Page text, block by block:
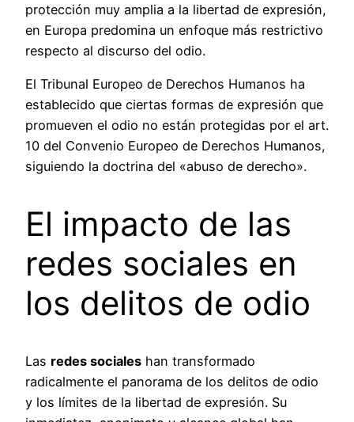
protección muy amplia a la libertad de expresión,
en Europa predomina un enfoque más restrictivo
respecto al discurso del odio.
El Tribunal Europeo de Derechos Humanos ha
establecido que ciertas formas de expresión que
promueven el odio no están protegidas por el art.
10 del Convenio Europeo de Derechos Humanos,
siguiendo la doctrina del «abuso de derecho».
El impacto de las
redes sociales en
los delitos de odio
Las redes sociales han transformado
radicalmente el panorama de los delitos de odio
y los límites de la libertad de expresión. Su